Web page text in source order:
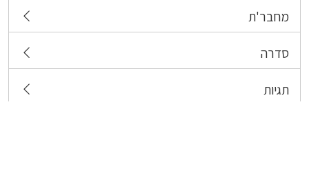
מחבר'ת
סדרה
תגיות